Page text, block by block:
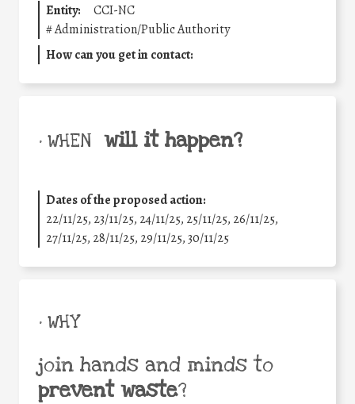
Entity:
CCI-NC
#Administration/Public Authority
How can you get in contact:
• WHEN will it happen?
Dates of the proposed action:
22/11/25, 23/11/25, 24/11/25, 25/11/25, 26/11/25,
27/11/25, 28/11/25, 29/11/25,30/11/25
• WHY
join hands and minds to
prevent waste?